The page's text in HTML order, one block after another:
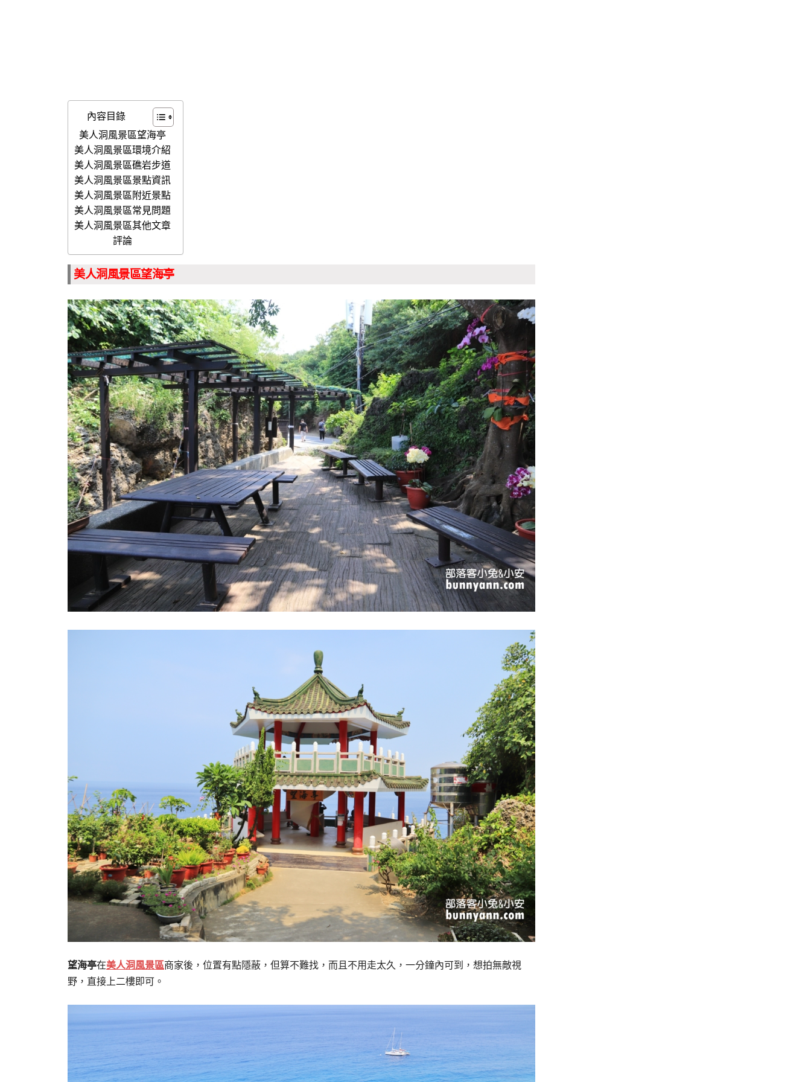
內容目錄
美人洞風景區望海亭
美人洞風景區環境介紹
美人洞風景區礁岩步道
美人洞風景區景點資訊
美人洞風景區附近景點
美人洞風景區常見問題
美人洞風景區其他文章
評論
美人洞風景區望海亭
望海亭在美人洞風景區商家後，位置有點隱蔽，但算不難找，而且不用走太久，一分鐘內可到，想拍無敵視
野，直接上二樓即可。